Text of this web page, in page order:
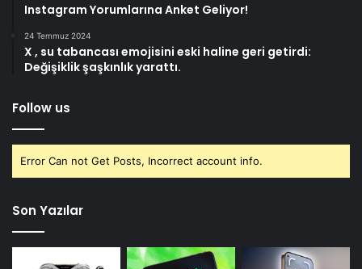
Instagram Yorumlarına Anket Geliyor!
24 Temmuz 2024
X , su tabancası emojisini eski haline geri getirdi:
Değişiklik şaşkınlık yarattı.
Follow us
Error Can not Get Posts, Incorrect account info.
Son Yazılar